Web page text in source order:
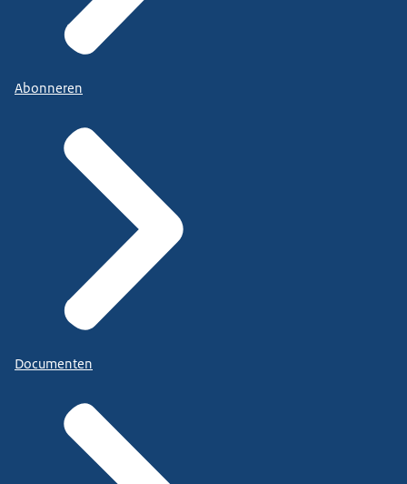
Abonneren
Documenten